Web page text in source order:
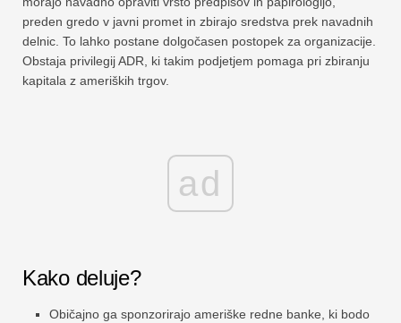
preden gredo v javni promet in zbirajo sredstva prek navadnih
delnic. To lahko postane dolgočasen postopek za organizacije.
Obstaja privilegij ADR, ki takim podjetjem pomaga pri zbiranju
kapitala z ameriških trgov.
ad
Kako deluje?
Običajno ga sponzorirajo ameriške redne banke, ki bodo